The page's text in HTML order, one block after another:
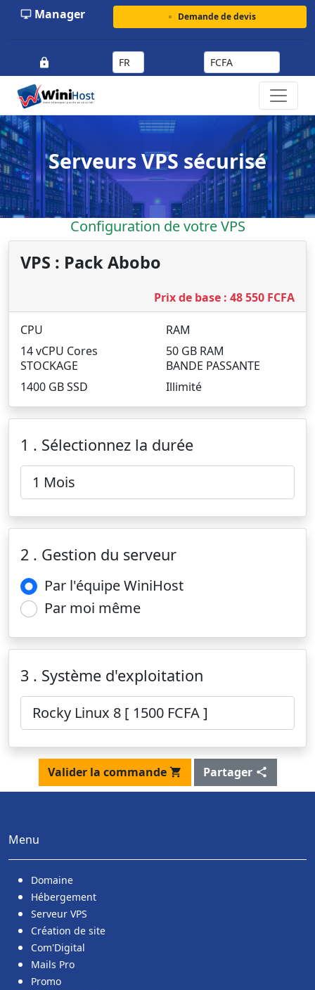
Manager Demande de devis
Serveurs VPS sécurisé
Configuration de votre VPS
VPS : Pack Abobo
Prix de base : 48 550 FCFA
CPU
14 vCPU Cores
RAM
50 GB RAM
STOCKAGE
1400 GB SSD
BANDE PASSANTE
Illimité
1 . Sélectionnez la durée
2 . Gestion du serveur
Par l'équipe WiniHost
Par moi même
3 . Système d'exploitation
Valider la commande Partager
Menu
Domaine
Hébergement
Serveur VPS
Création de site
Com'Digital
Mails Pro
Promo